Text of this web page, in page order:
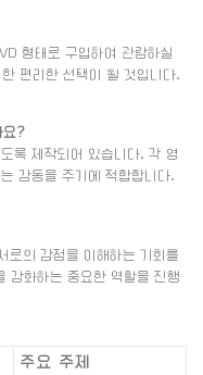
형태로 구입하여 관람하실
편리한 선택이 될 것입니다.
요?
록 제작되어 있습니다. 각 영
감동을 주기에 적합합니다.
로의 감정을 이해하는 기회를
강화하는 중요한 역할을 진행
주요 주제